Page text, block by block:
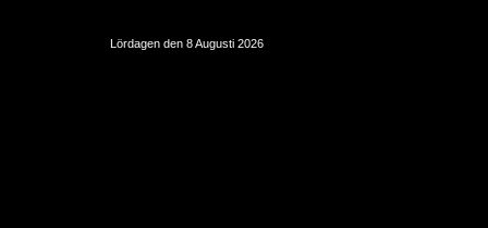
Lördagen den 8 Augusti 2026